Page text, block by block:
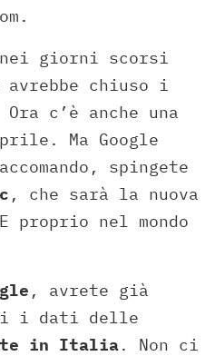
nei giorni scorsi
avrebbe chiuso i
c’è anche una
Ma Google
spingete
, che sarà la nuova
proprio nel mondo
, avrete già
i dati delle
in Italia. Non ci